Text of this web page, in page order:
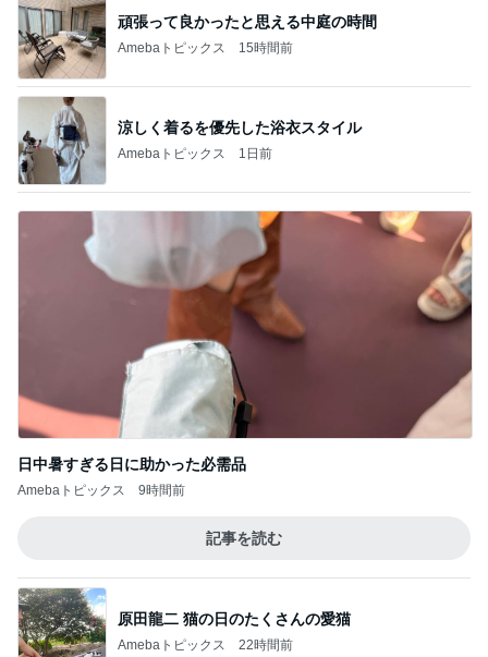
涼しく着るを優先した浴衣スタイル
Amebaトピックス 1日前
日中暑すぎる日に助かった必需品
Amebaトピックス 9時間前
記事を読む
Amebaトピックス 22時間前
アウトレットでありがたい学割制度
Amebaトピックス 1日前